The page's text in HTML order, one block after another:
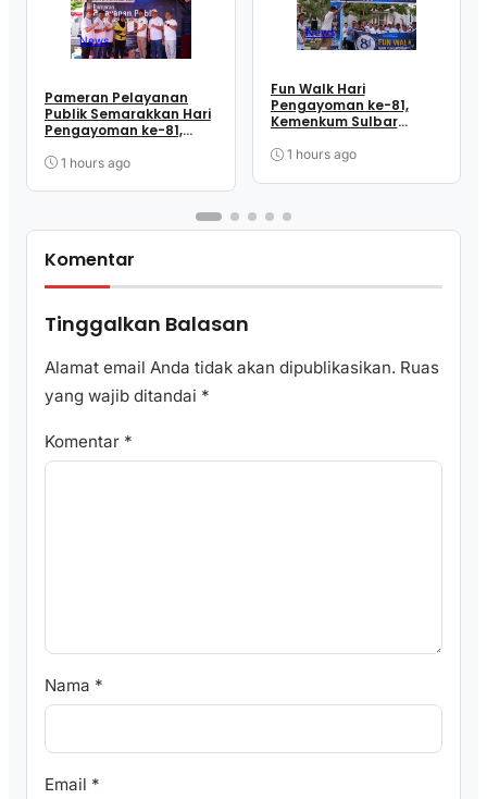
News
Pameran Pelayanan
Publik Semarakkan Hari
Pengayoman ke-81,
Dekatkan Layanan ke
1 hours ago
News
Fun Walk Hari
Pengayoman ke-81,
Kemenkum Sulbar
Perkuat Kebersamaan
1 hours ago
Komentar
Tinggalkan Balasan
Alamat email Anda tidak akan dipublikasikan. Ruas
yang wajib ditandai *
Komentar *
Nama *
Email *